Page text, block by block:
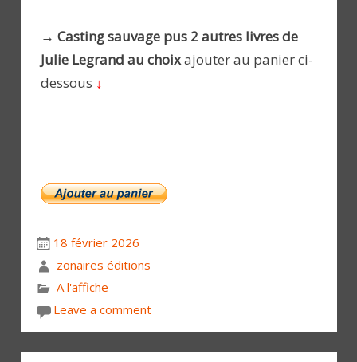
→ Casting sauvage pus 2 autres livres de
Julie Legrand au choixajouter au panier ci-
dessous ↓
18 février 2026
zonaires éditions
A l'affiche
Leave a comment